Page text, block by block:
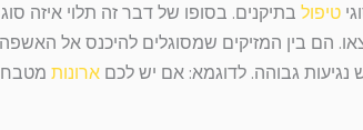
טיפול בתיקנים. בסופו של דבר זה תלוי איזה
הם בין המזיקים שמסוגלים להיכנס אל
גבוהה. לדוגמא: אם יש לכם ארונות מטבח